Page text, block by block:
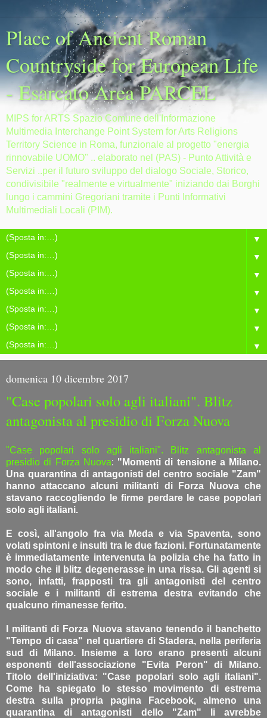
Place of Ancient Roman
Countryside for European Life
- Esarcato Area PARCEL
MIPS for ARTS Spazio Comune dell'Informazione
Multimedia Interchange Point System for Arts Religions
Territory Science in Roma, funzionale al progetto "energia
rinnovabile UOMO" .. elaborato nel (PAS) - Punto Attività e
Servizi ..per il futuro sviluppo del dialogo Sociale, Storico,
condivisibile "realmente e virtualmente" iniziando dai Borghi
lungo i cammini Gregoriani tramite i Punti Informativi
Multimediali Locali (PIM).
▼
▼
▼
▼
▼
▼
▼
domenica 10 dicembre 2017
"Case popolari solo agli italiani". Blitz
antagonista al presidio di Forza Nuova
"Case popolari solo agli italiani". Blitz antagonista al
presidio di Forza Nuova: "Momenti di tensione a Milano.
Una quarantina di antagonisti del centro sociale "Zam"
hanno attaccano alcuni militanti di Forza Nuova che
stavano raccogliendo le firme perdare le case popolari
solo agli italiani.
E così, all'angolo fra via Meda e via Spaventa, sono
volati spintoni e insulti tra le due fazioni. Fortunatamente
è immediatamente intervenuta la polizia che ha fatto in
modo che il blitz degenerasse in una rissa. Gli agenti si
sono, infatti, frapposti tra gli antagonisti del centro
sociale e i militanti di estrema destra evitando che
qualcuno rimanesse ferito.
I militanti di Forza Nuova stavano tenendo il banchetto
"Tempo di casa" nel quartiere di Stadera, nella periferia
sud di Milano. Insieme a loro erano presenti alcuni
esponenti dell'associazione "Evita Peron" di Milano.
Titolo dell'iniziativa: "Case popolari solo agli italiani".
Come ha spiegato lo stesso movimento di estrema
destra sulla propria pagina Facebook, almeno una
quarantina di antagonisti dello "Zam" li avrebbe